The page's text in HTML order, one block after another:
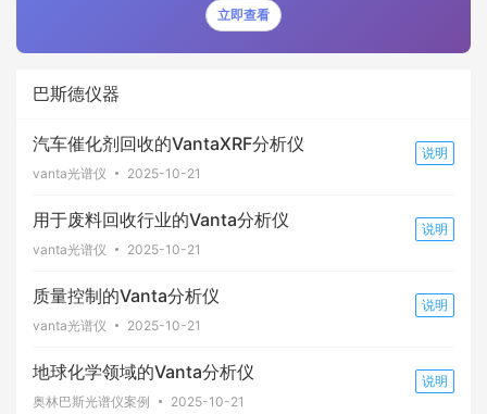
立即查看
巴斯德仪器
汽车催化剂回收的VantaXRF分析仪
vanta光谱仪 2025-10-21
说明
用于废料回收行业的Vanta分析仪
vanta光谱仪 2025-10-21
说明
质量控制的Vanta分析仪
vanta光谱仪 2025-10-21
说明
地球化学领域的Vanta分析仪
奥林巴斯光谱仪案例 2025-10-21
说明